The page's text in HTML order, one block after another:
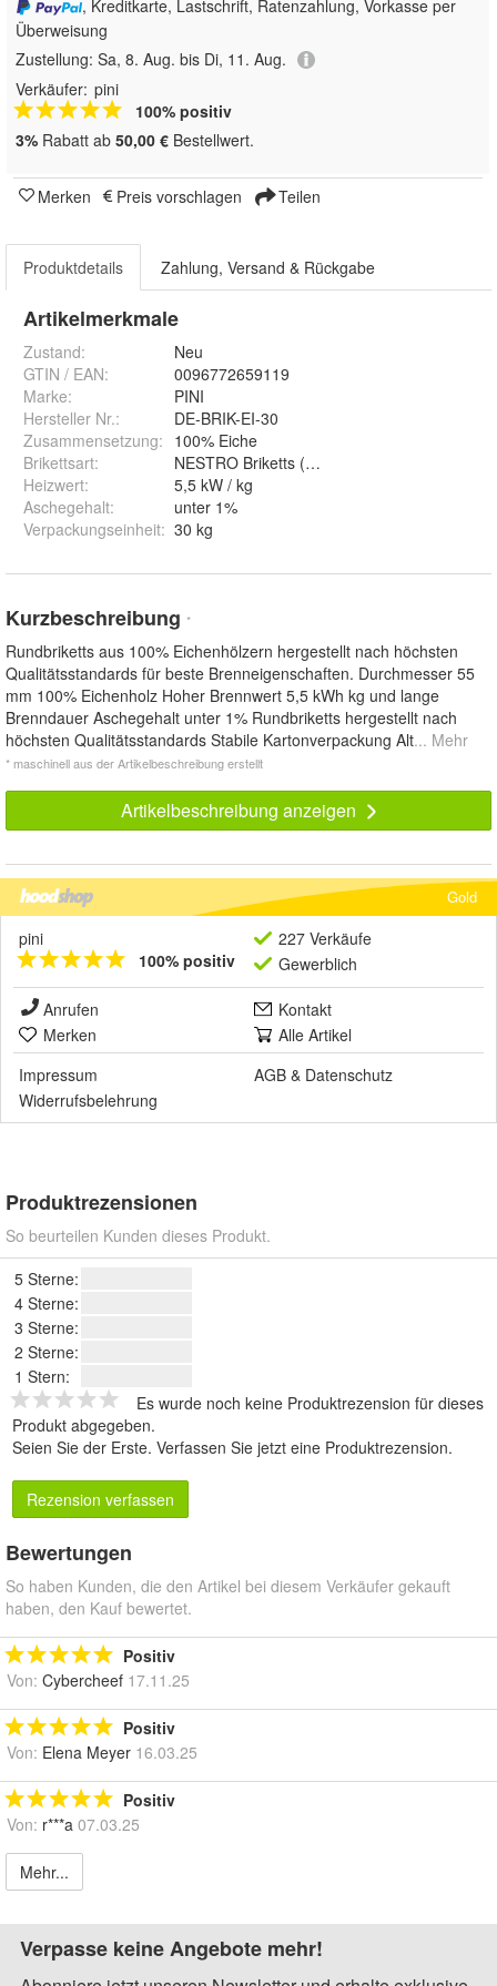
, Kreditkarte, Lastschrift, Ratenzahlung, Vorkasse per
Überweisung
Zustellung: Sa, 8. Aug. bis Di, 11. Aug.
Verkäufer: pini
100% positiv
3% Rabatt ab 50,00 € Bestellwert.
Merken Preis vorschlagen Teilen
Produktdetails Zahlung, Versand & Rückgabe
Artikelmerkmale
Zustand:
Neu
GTIN / EAN:
0096772659119
Marke:
PINI
Hersteller Nr.:
DE-BRIK-EI-30
Zusammensetzung: 100% Eiche
Brikettsart:
NESTRO Briketts (Schüttware)
Heizwert:
5,5 kW / kg
Aschegehalt:
unter 1%
Verpackungseinheit: 30 kg
Kurzbeschreibung *
Rundbriketts aus 100% Eichenhölzern hergestellt nach höchsten
Qualitätsstandards für beste Brenneigenschaften. Durchmesser 55
mm 100% Eichenholz Hoher Brennwert 5,5 kWh kg und lange
Brenndauer Aschegehalt unter 1% Rundbriketts hergestellt nach
höchsten Qualitätsstandards Stabile Kartonverpackung Alt... Mehr
* maschinell aus der Artikelbeschreibung erstellt
Artikelbeschreibung anzeigen
Gold
pini
100% positiv
227 Verkäufe
Gewerblich
Anrufen
Kontakt
Merken
Alle Artikel
Impressum
AGB & Datenschutz
Widerrufsbelehrung
Produktrezensionen
So beurteilen Kunden dieses Produkt.
5 Sterne:
4 Sterne:
3 Sterne:
2 Sterne:
1 Stern:
Es wurde noch keine Produktrezension für dieses
Produkt abgegeben.
Seien Sie der Erste. Verfassen Sie jetzt eine Produktrezension.
Rezension verfassen
Bewertungen
So haben Kunden, die den Artikel bei diesem Verkäufer gekauft
haben, den Kauf bewertet.
Positiv
Von: Cybercheef 17.11.25
Positiv
Von: Elena Meyer 16.03.25
Positiv
Von: r***a 07.03.25
Mehr...
Verpasse keine Angebote mehr!